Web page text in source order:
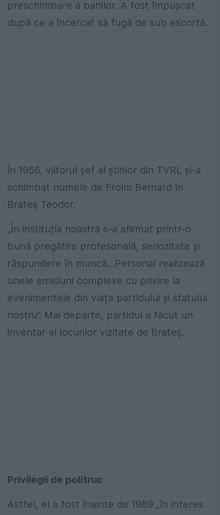
preschimbare a banilor. A fost împușcat
după ce a încercat să fugă de sub escortă.
În 1956, viitorul șef al știrilor din TVRL și-a
schimbat numele de Froim Bernard în
Brateș Teodor.
„În instituția noastră s-a afirmat printr-o
bună pregătire profesonală, seriozitate și
răspundere în muncă…Personal realizează
unele emisiuni complexe cu privire la
evenimentele din viața partidului și statului
nostru”. Mai departe, partidul a făcut un
inventar al locurilor vizitate de Brateș.
Privilegii de politruc
Astfel, el a fost înainte de 1989 „în interes